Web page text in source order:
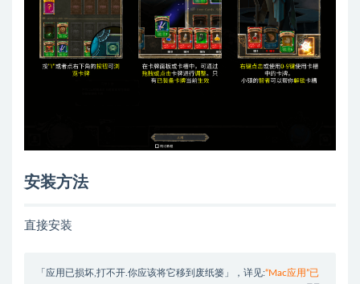
安装方法
直接安装
「应用已损坏,打不开.你应该将它移到废纸篓」，详见:“Mac应用”已